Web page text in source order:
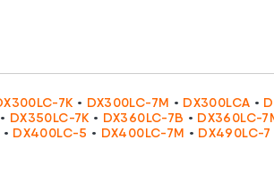
7K • DX300LC-7M • DX300LCA •
• DX350LC-7K • DX360LC-7B • DX360LC-
• DX400LC-5 • DX400LC-7M • DX490LC-7